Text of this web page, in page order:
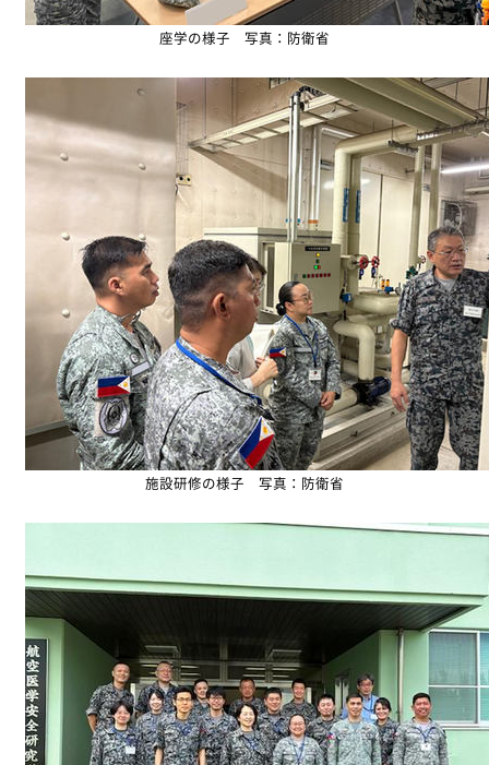
座学の様子 写真：防衛省
施設研修の様子 写真：防衛省